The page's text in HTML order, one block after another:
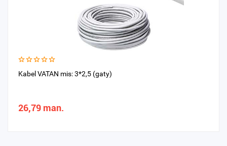
Kabel VATAN mis: 3*2,5 (gaty)
26,79 man.